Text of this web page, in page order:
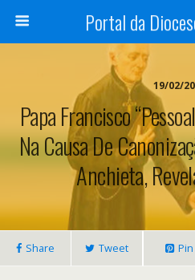
Portal da
19/02/
Papa Francisco
Na Causa De
Anchieta,
Share Tweet Pin